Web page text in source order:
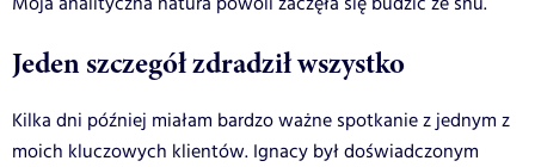
Jeden szczegół zdradził wszystko
Kilka dni później miałam bardzo ważne spotkanie z jednym z
moich kluczowych klientów. Ignacy był doświadczonym